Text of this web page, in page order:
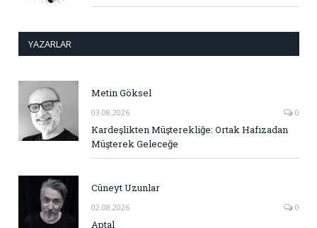
YAZARLAR
Metin Göksel
03.08.2026 0
Kardeşlikten Müşterekliğe: Ortak Hafızadan
Müşterek Geleceğe
Cüneyt Uzunlar
02.08.2026 0
Aptal